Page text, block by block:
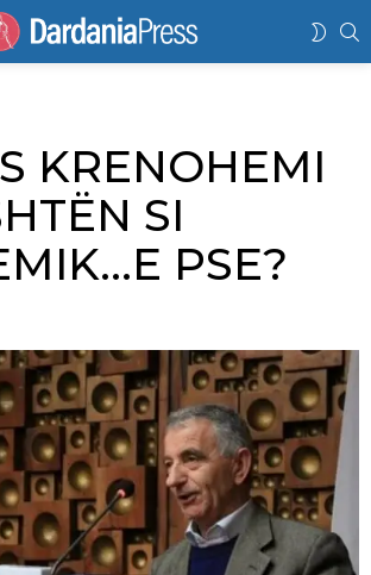
KRENOHEMI
SI
PSE?